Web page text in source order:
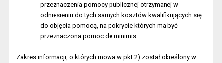
przeznaczenia pomocy publicznej otrzymanej w
odniesieniu do tych samych kosztów kwalifikujących się
do objęcia pomocą, na pokrycie których ma być
przeznaczona pomoc de minimis.
Zakres informacji, o których mowa w pkt 2) został określony w